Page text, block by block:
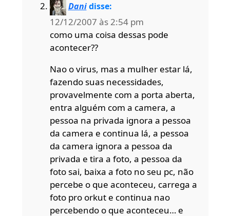
Dani disse:
12/12/2007 às 2:54 pm
como uma coisa dessas pode
acontecer??
Nao o virus, mas a mulher estar lá,
fazendo suas necessidades,
provavelmente com a porta aberta,
entra alguém com a camera, a
pessoa na privada ignora a pessoa
da camera e continua lá, a pessoa
da camera ignora a pessoa da
privada e tira a foto, a pessoa da
foto sai, baixa a foto no seu pc, não
percebe o que aconteceu, carrega a
foto pro orkut e continua nao
percebendo o que aconteceu… e